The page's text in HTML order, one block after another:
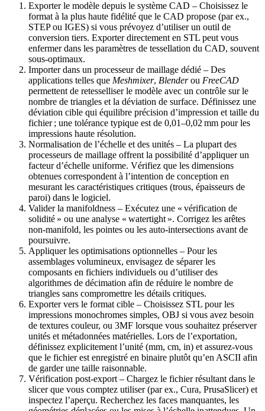
Exporter le modèle depuis le système CAD – Choisissez le
format à la plus haute fidélité que le CAD propose (par ex.,
STEP ou IGES) si vous prévoyez d’utiliser un outil de
conversion tiers. Exporter directement en STL peut vous
enfermer dans les paramètres de tessellation du CAD, souvent
sous‑optimaux.
Importer dans un processeur de maillage dédié – Des
applications telles que Meshmixer, Blenderou FreeCAD
permettent de retesselliser le modèle avec un contrôle sur le
nombre de triangles et la déviation de surface. Définissez une
déviation cible qui équilibre précision d’impression et taille du
fichier ; une tolérance typique est de 0,01–0,02 mm pour les
impressions haute résolution.
Normalisation de l’échelle et des unités – La plupart des
processeurs de maillage offrent la possibilité d’appliquer un
facteur d’échelle uniforme. Vérifiez que les dimensions
obtenues correspondent à l’intention de conception en
mesurant les caractéristiques critiques (trous, épaisseurs de
paroi) dans le logiciel.
Valider la manifoldness – Exécutez une « vérification de
solidité » ou une analyse « watertight ». Corrigez les arêtes
non‑manifold, les pointes ou les auto‑intersections avant de
poursuivre.
Appliquer les optimisations optionnelles – Pour les
assemblages volumineux, envisagez de séparer les
composants en fichiers individuels ou d’utiliser des
algorithmes de décimation afin de réduire le nombre de
triangles sans compromettre les détails critiques.
Exporter vers le format cible – Choisissez STL pour les
impressions monochromes simples, OBJ si vous avez besoin
de textures couleur, ou 3MF lorsque vous souhaitez préserver
unités et métadonnées matérielles. Lors de l’exportation,
définissez explicitement l’unité (mm, cm, in) et assurez‑vous
que le fichier est enregistré en binaire plutôt qu’en ASCII afin
de garder une taille raisonnable.
Vérification post‑export – Chargez le fichier résultant dans le
slicer que vous comptez utiliser (par ex., Cura, PrusaSlicer) et
inspectez l’aperçu. Recherchez les faces manquantes, les